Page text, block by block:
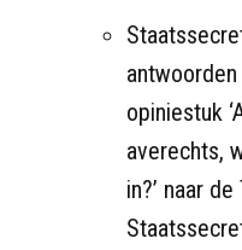
opiniestuk
averechts,
in?’ naar